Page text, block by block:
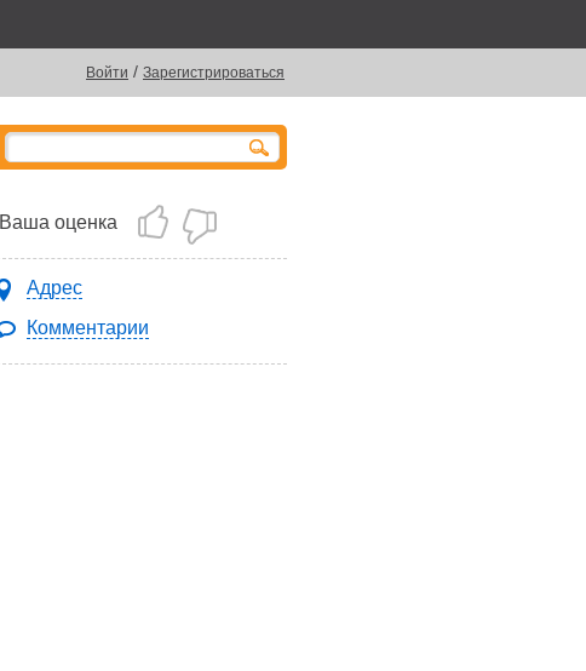
Войти / Зарегистрироваться
Ваша оценка
Адрес
Комментарии